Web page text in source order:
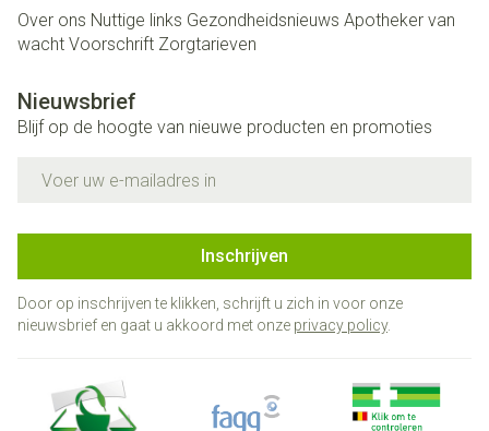
Over ons Nuttige links Gezondheidsnieuws Apotheker van
wacht Voorschrift Zorgtarieven
Nieuwsbrief
Blijf op de hoogte van nieuwe producten en promoties
Inschrijven
Door op inschrijven te klikken, schrijft u zich in voor onze
nieuwsbrief en gaat u akkoord met onze privacy policy.